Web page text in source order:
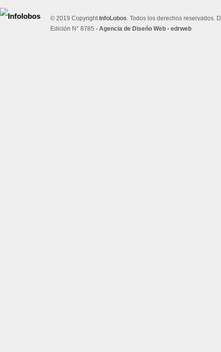
© 2019 Copyright InfoLobos . Todos los derechos reservados.
Edición N° 8785 - Agencia de Diseńo Web - edrweb